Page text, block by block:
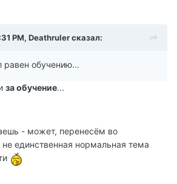
PM, Deathruler сказал:
обучению...
за обучение...
- может, перенесём во
единственная нормальная тема